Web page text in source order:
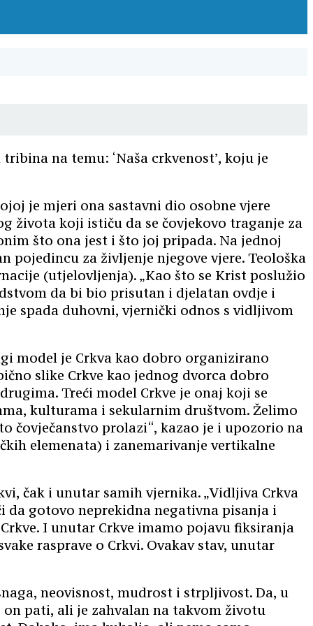
na temu: ‘Naša crkvenost’, koju je
je mjeri ona sastavni dio osobne vjere
života koji ističu da se čovjekovo traganje za
što ona jest i što joj pripada. Na jednoj
za življenje njegove vjere. Teološka
(utjelovljenja). „Kao što se Krist poslužio
da bi bio prisutan i djelatan ovdje i
spada duhovni, vjernički odnos s vidljivom
model je Crkva kao dobro organizirano
slike Crkve kao jednog dvorca dobro
Treći model Crkve je onaj koji se
kulturama i sekularnim društvom. Želimo
čovječanstvo prolazi“, kazao je i upozorio na
elemenata) i zanemarivanje vertikalne
čak i unutar samih vjernika. „Vidljiva Crkva
da gotovo neprekidna negativna pisanja i
I unutar Crkve imamo pojavu fiksiranja
rasprave o Crkvi. Ovakav stav, unutar
neovisnost, mudrost i strpljivost. Da, u
pati, ali je zahvalan na takvom životu